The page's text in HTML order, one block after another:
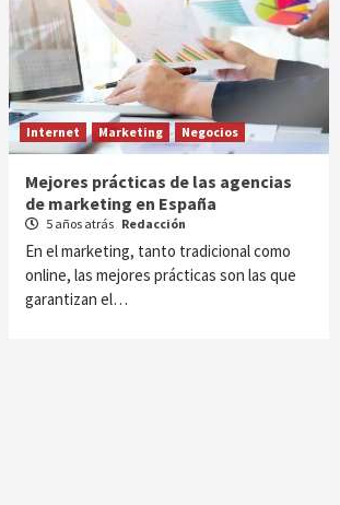
Internet Marketing Negocios
Mejores prácticas de las agencias
de marketing en España
5 años atrás Redacción
En el marketing, tanto tradicional como
online, las mejores prácticas son las que
garantizan el…